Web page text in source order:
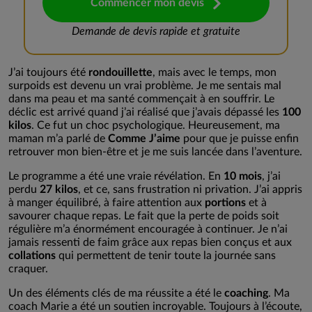
Commencer mon devis
Demande de devis rapide et gratuite
J’ai toujours été rondouillette, mais avec le temps, mon
surpoids est devenu un vrai problème. Je me sentais mal
dans ma peau et ma santé commençait à en souffrir. Le
déclic est arrivé quand j’ai réalisé que j’avais dépassé les 100
kilos. Ce fut un choc psychologique. Heureusement, ma
maman m’a parlé de Comme J’aime pour que je puisse enfin
retrouver mon bien-être et je me suis lancée dans l’aventure.
Le programme a été une vraie révélation. En 10 mois, j’ai
perdu 27 kilos, et ce, sans frustration ni privation. J’ai appris
à manger équilibré, à faire attention aux portions et à
savourer chaque repas. Le fait que la perte de poids soit
régulière m’a énormément encouragée à continuer. Je n’ai
jamais ressenti de faim grâce aux repas bien conçus et aux
collations qui permettent de tenir toute la journée sans
craquer.
Un des éléments clés de ma réussite a été le coaching. Ma
coach Marie a été un soutien incroyable. Toujours à l’écoute,